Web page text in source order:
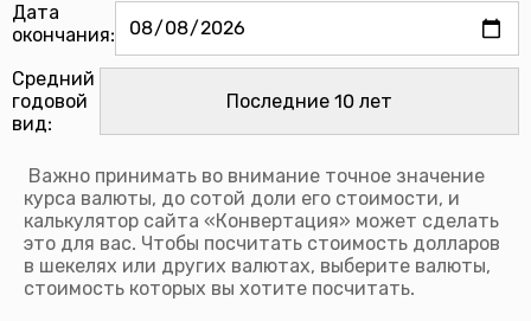
Дата
окончания:
Средний
годовой
вид:
Важно принимать во внимание точное значение
курса валюты, до сотой доли его стоимости, и
калькулятор сайта «Конвертация» может сделать
это для вас. Чтобы посчитать стоимость долларов
в шекелях или других валютах, выберите валюты,
стоимость которых вы хотите посчитать.